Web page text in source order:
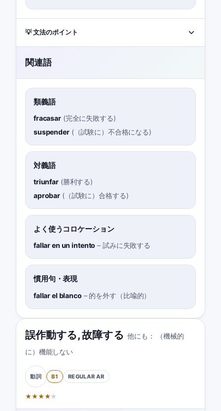
💡 文法のポイント
関連語
類義語
fracasar(完全に失敗する)
suspender(（試験に）不合格になる)
対義語
triunfar(勝利する)
aprobar (（試験に）合格する)
よく使うコロケーション
fallar en un intento – 試みに失敗する
慣用句・表現
fallar el blanco – 的を外す（比喩的）
誤作動する,故障する 他にも：
（機械的
に）機能しない
動詞 B1 REGULAR AR
★★★★★